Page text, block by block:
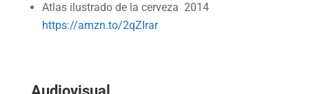
Atlas ilustrado de la cerveza 2014
https://amzn.to/2qZIrar